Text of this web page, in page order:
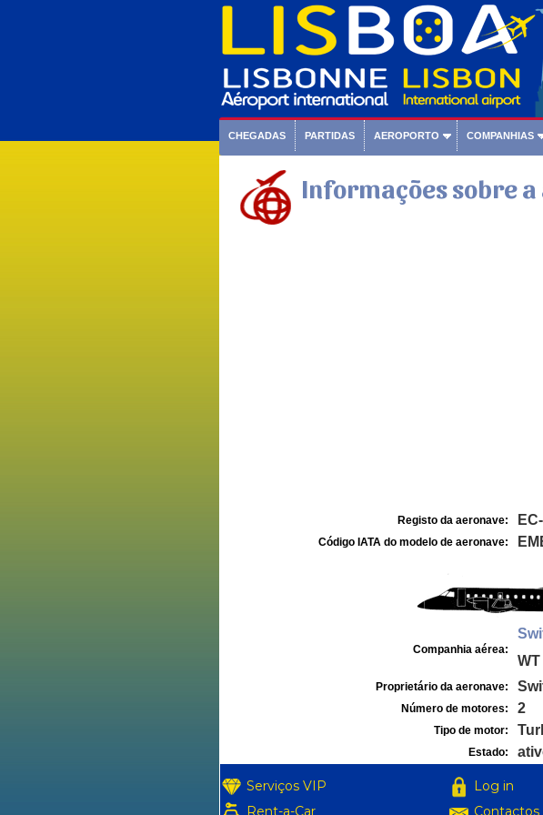
CHEGADAS PARTIDAS AEROPORTO COMPANHIAS
Informações sobre a
Registo da aeronave:
Código IATA do modelo de aeronave:
Companhia aérea:
WT
Proprietário da aeronave:
Número de motores: 2
Tipo de motor:
Estado:
Serviços VIP
Rent-a-Car
Log in
Contactos